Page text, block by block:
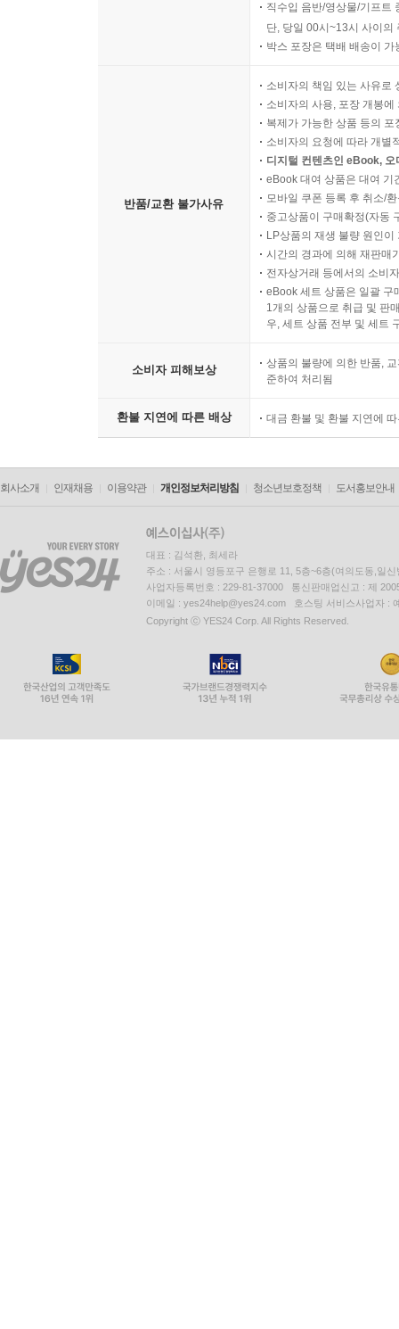
직수입 음반/영상물/기프트
단, 당일 00시~13시 사이의
박스 포장은 택배 배송이
반품/교환 불가사유
소비자의 책임 있는 사유로
소비자의 사용, 포장 개봉
복제가 가능한 상품 등의
소비자의 요청에 따라 개별
디지털 컨텐츠인 eBook,
eBook 대여 상품은 대여 기
모바일 쿠폰 등록 후 취소/
중고상품이 구매확정(자동
LP상품의 재생 불량 원인
시간의 경과에 의해 재판매
전자상거래 등에서의 소비
eBook 세트 상품은 일괄 구
1개의 상품으로 취급 및 판
우, 세트 상품 전부 및 세트
소비자 피해보상
상품의 불량에 의한 반품,
준하여 처리됨
환불 지연에 따른 배상 대금 환불 및 환불 지연에
회사소개 인재채용 이용약관 개인정보처리방침 청소년보호정책 도서홍보안내
대표 : 김석환, 최세라
주소 : 서울시 영등포구 은행로 11, 5층~6층(여의도동,일신
사업자등록번호 : 229-81-37000 통신판매업신고 : 제
이메일 : yes24help@yes24.com 호스팅 서비스사업자 :
Copyright ⓒ YES24 Corp. All Rights Reserved.